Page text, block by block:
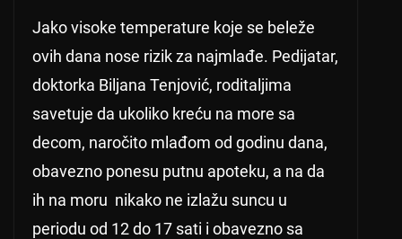
Jako visoke temperature koje se beleže
ovih dana nose rizik za najmlađe. Pedijatar,
doktorka Biljana Tenjović, roditaljima
savetuje da ukoliko kreću na more sa
decom, naročito mlađom od godinu dana,
obavezno ponesu putnu apoteku, a na da
ih na moru nikako ne izlažu suncu u
periodu od 12 do 17 sati i obavezno sa